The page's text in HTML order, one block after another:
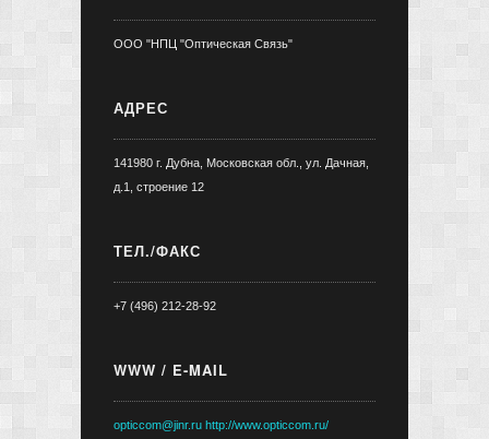
ООО "НПЦ "Оптическая Связь"
АДРЕС
141980 г. Дубна, Московская обл., ул. Дачная,
д.1, строение 12
ТЕЛ./ФАКС
+7 (496) 212-28-92
WWW / E-MAIL
opticcom@jinr.ru http://www.opticcom.ru/